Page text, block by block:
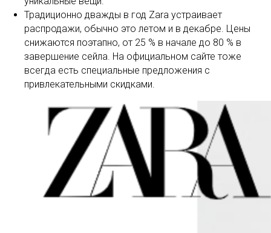
Традиционно дважды в год Zara устраивает
распродажи, обычно это летом и в декабре. Цены
снижаются поэтапно, от 25 % в начале до 80 % в
завершение сейла. На официальном сайте тоже
всегда есть специальные предложения с
привлекательными скидками.